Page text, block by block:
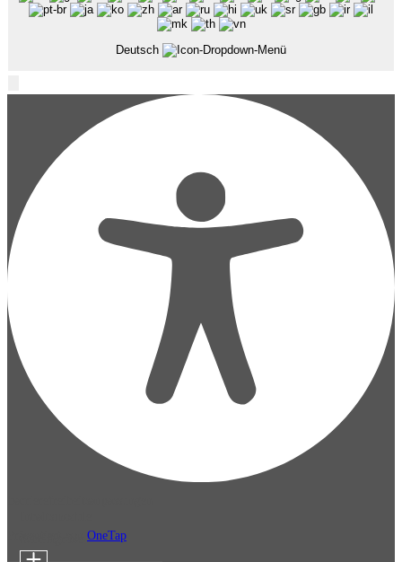
Deutsch
OneTap